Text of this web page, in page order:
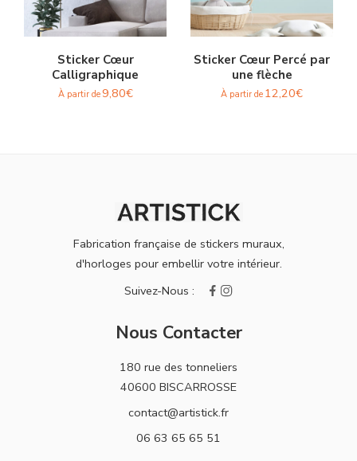
Sticker Cœur
Calligraphique
À partir de9,80€
Sticker Cœur Percé par
une flèche
À partir de 12,20€
Fabrication française de stickers muraux,
d'horloges pour embellir votre intérieur.
Nous Contacter
180 rue des tonneliers
40600 BISCARROSSE
contact@artistick.fr
06 63 65 65 51